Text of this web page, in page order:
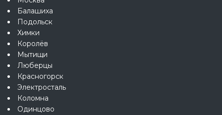
Балашиха
Подольск
Химки
Королёв
Мытищи
Люберцы
Красногорск
Электросталь
Коломна
Одинцово